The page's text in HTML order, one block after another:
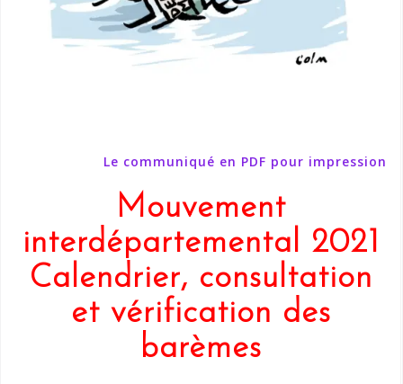
Le communiqué en PDF pour impression
Mouvement
interdépartemental 2021
Calendrier, consultation
et vérification des
barèmes